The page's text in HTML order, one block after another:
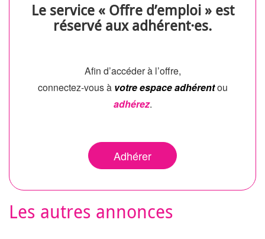
Le service « Offre d’emploi » est
réservé aux adhérent·es.
Afin d’accéder à l’offre,
connectez-vous à votre espace adhérentou
adhérez.
Adhérer
Les autres annonces